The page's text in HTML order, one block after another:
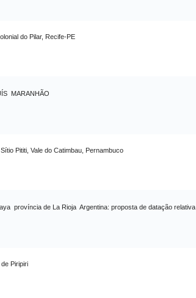
do Pilar, Recife-PE
 MARANHÃO
Pititi, Vale do Catimbau, Pernambuco
 província de La Rioja  Argentina: proposta de datação relativa
Piripiri